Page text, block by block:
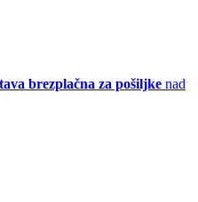
brezplačna za pošiljke nad